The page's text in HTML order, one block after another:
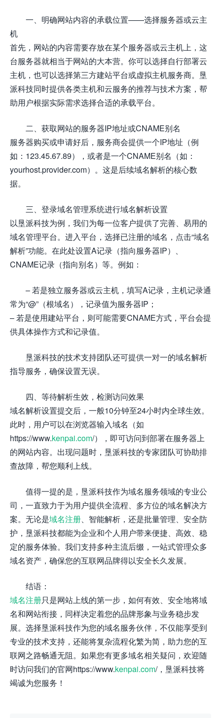
一、明确网站内容的承载位置——选择服务器或云主
机
首先，网站的内容需要存放在某个服务器或云主机上，这
台服务器就相当于网站的大本营。你可以选择自行部署云
主机，也可以选择第三方建站平台或虚拟主机服务商。垦
派科技同时提供各类主机和云服务的推荐与技术方案，帮
助用户根据实际需求选择合适的承载平台。
二、获取网站的服务器IP地址或CNAME别名
服务器购买或申请好后，服务商会提供一个IP地址（例
如：123.45.67.89），或者是一个CNAME别名（如：
yourhost.provider.com）。这是后续域名解析的核心数
据。
三、登录域名管理系统进行域名解析设置
以垦派科技为例，我们为每一位客户提供了完善、易用的
域名管理平台。进入平台，选择已注册的域名，点击“域名
解析”功能。在此处设置A记录（指向服务器IP）、
CNAME记录（指向别名）等。例如：
– 若是独立服务器或云主机，填写A记录，主机记录通
常为“@”（根域名），记录值为服务器IP；
– 若是使用建站平台，则可能需要CNAME方式，平台会提
供具体操作方式和记录值。
垦派科技的技术支持团队还可提供一对一的域名解析
指导服务，确保设置无误。
四、等待解析生效，检测访问效果
域名解析设置提交后，一般10分钟至24小时内全球生效。
此时，用户可以在浏览器输入域名（如
https://www.kenpai.com/），即可访问到部署在服务器上
的网站内容。出现问题时，垦派科技的专家团队可协助排
查故障，帮您顺利上线。
值得一提的是，垦派科技作为域名服务领域的专业公
司，一直致力于为用户提供全流程、多方位的域名解决方
案。无论是域名注册、智能解析，还是批量管理、安全防
护，垦派科技都能为企业和个人用户带来便捷、高效、稳
定的服务体验。我们支持多种主流后缀，一站式管理众多
域名资产，确保您的互联网品牌得以安全长久发展。
结语：
域名注册只是网站上线的第一步，如何有效、安全地将域
名和网站衔接，同样决定着您的品牌形象与业务稳步发
展。选择垦派科技作为您的域名服务伙伴，不仅能享受到
专业的技术支持，还能将复杂流程化繁为简，助力您的互
联网之路畅通无阻。如果您有更多域名相关疑问，欢迎随
时访问我们的官网https://www.kenpai.com/，垦派科技将
竭诚为您服务！